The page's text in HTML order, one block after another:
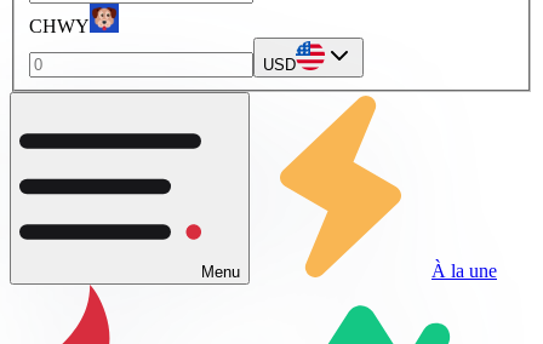
CHWY
USD
Menu À la une